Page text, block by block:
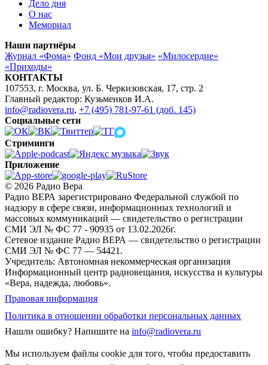
Дело дня
О нас
Мемориал
Наши партнёры
Журнал «Фома» Фонд «Мои друзья» «Милосердие»
«Приходы»
КОНТАКТЫ
107553, г. Москва, ул. Б. Черкизовская, 17, стр. 2
Главный редактор: Кузьменков И.А.
info@radiovera.ru, +7 (495) 781-97-61 (доб. 145)
Социальные сети
Стриминги
Приложение
© 2026 Радио Вера
Радио ВЕРА зарегистрировано Федеральной службой по
надзору в сфере связи, информационных технологий и
массовых коммуникаций — свидетельство о регистрации
СМИ ЭЛ № ФС 77 - 90935 от 13.02.2026г.
Сетевое издание Радио ВЕРА — свидетельство о регистрации
СМИ ЭЛ № ФС 77 — 54421.
Учредитель: Автономная некоммерческая организация
Информационный центр радиовещания, искусства и культуры
«Вера, надежда, любовь».
Правовая информация
Политика в отношении обработки персональных данных
Нашли ошибку? Напишите на info@radiovera.ru
Мы используем файлы cookie для того, чтобы предоставить